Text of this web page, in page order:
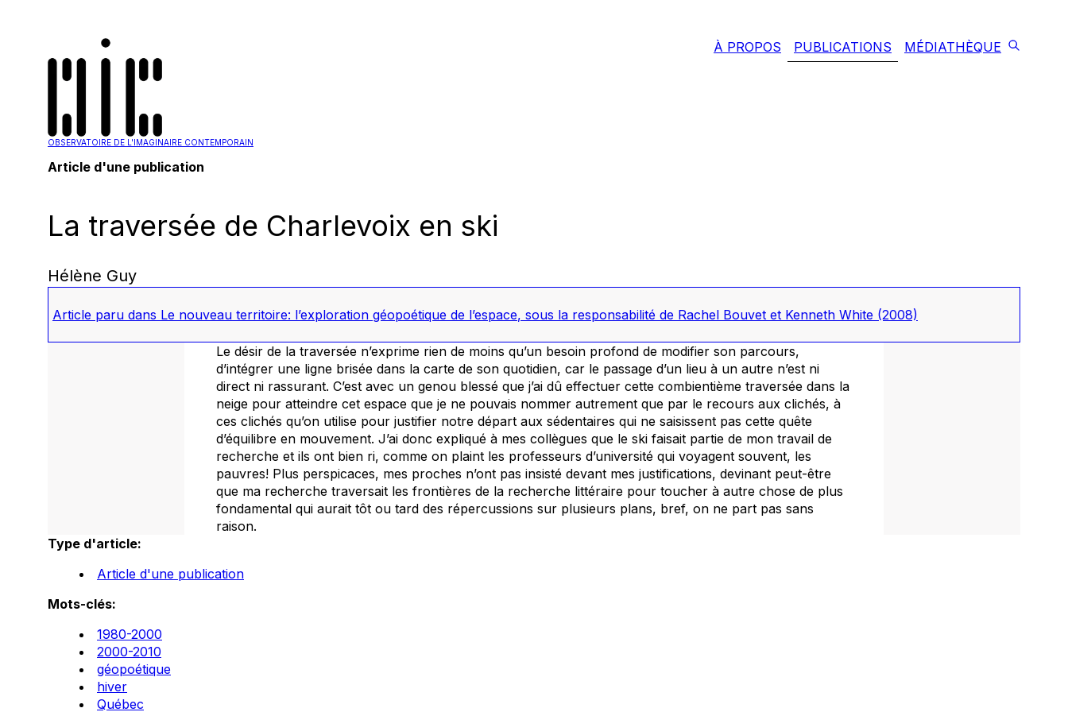
OBSERVATOIRE DE L'IMAGINAIRE CONTEMPORAIN
À PROPOS PUBLICATIONS MÉDIATHÈQUE
Article d'une publication
La traversée de Charlevoix en ski
Hélène Guy
Article paru dans Le nouveau territoire: l’exploration géopoétique de l’espace, sous la responsabilité de Rachel Bouvet et Kenneth White (2008)
Le désir de la traversée n’exprime rien de moins qu’un besoin profond de modifier son parcours,
d’intégrer une ligne brisée dans la carte de son quotidien, car le passage d’un lieu à un autre n’est ni
direct ni rassurant. C’est avec un genou blessé que j’ai dû effectuer cette combientième traversée dans la
neige pour atteindre cet espace que je ne pouvais nommer autrement que par le recours aux clichés, à
ces clichés qu’on utilise pour justifier notre départ aux sédentaires qui ne saisissent pas cette quête
d’équilibre en mouvement. J’ai donc expliqué à mes collègues que le ski faisait partie de mon travail de
recherche et ils ont bien ri, comme on plaint les professeurs d’université qui voyagent souvent, les
pauvres! Plus perspicaces, mes proches n’ont pas insisté devant mes justifications, devinant peut-être
que ma recherche traversait les frontières de la recherche littéraire pour toucher à autre chose de plus
fondamental qui aurait tôt ou tard des répercussions sur plusieurs plans, bref, on ne part pas sans
raison.
Type d'article:
Article d'une publication
Mots-clés:
1980-2000
2000-2010
géopoétique
hiver
Québec